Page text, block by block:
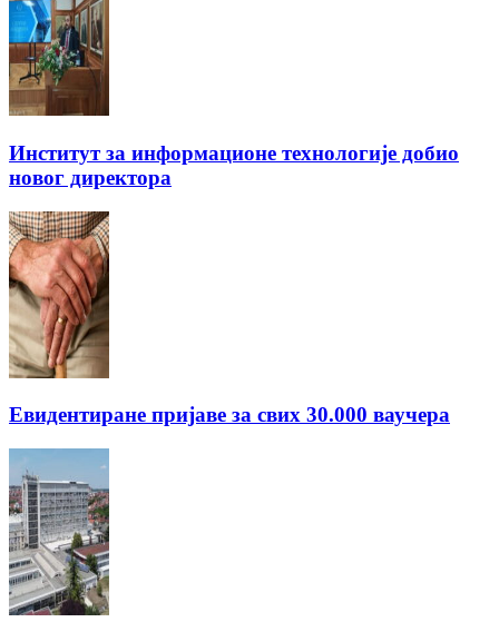
Институт за информационе технологије добио
новог директора
Евидентиране пријаве за свих 30.000 ваучера